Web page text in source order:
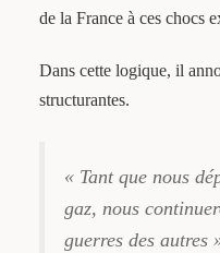
de la France à ces chocs
Dans cette logique, il
structurantes.
« Tant que nous
gaz, nous
guerres des autres